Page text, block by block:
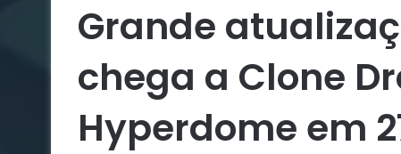
Grande
chega a Clone
Hyperdome em